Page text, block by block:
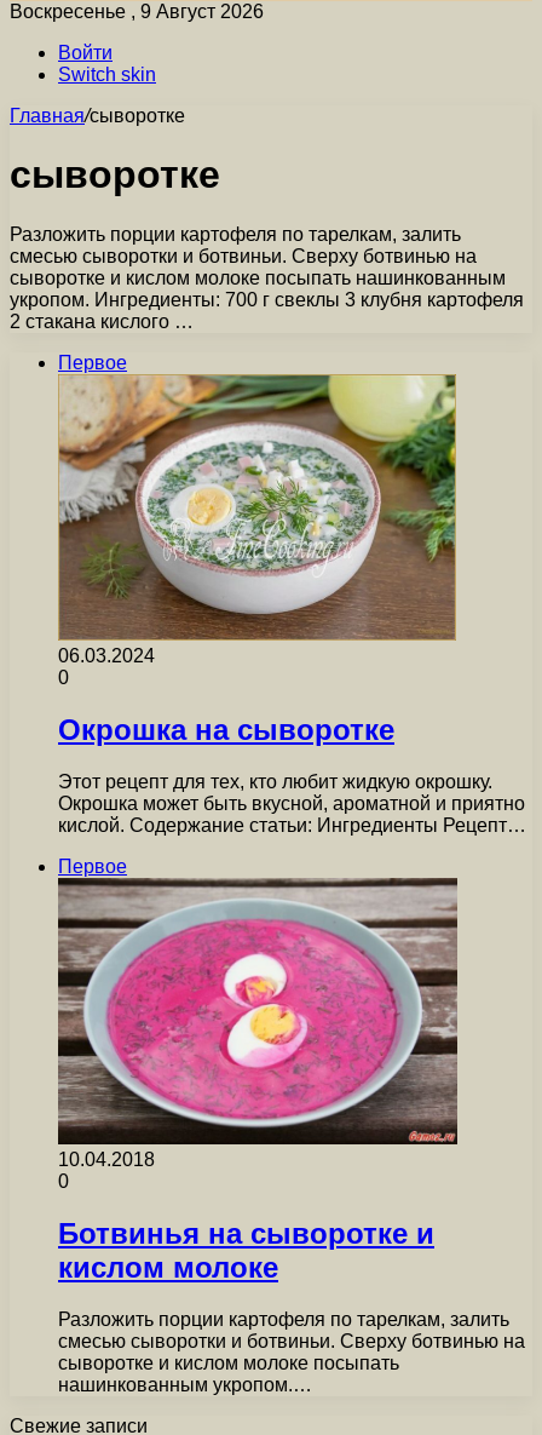
Воскресенье , 9 Август 2026
Войти
Switch skin
Главная/сыворотке
сыворотке
Разложить порции картофеля по тарелкам, залить
смесью сыворотки и ботвиньи. Сверху ботвинью на
сыворотке и кислом молоке посыпать нашинкованным
укропом. Ингредиенты: 700 г свеклы 3 клубня картофеля
2 стакана кислого …
Первое
06.03.2024
0
Окрошка на сыворотке
Этот рецепт для тех, кто любит жидкую окрошку.
Окрошка может быть вкусной, ароматной и приятно
кислой. Содержание статьи: Ингредиенты Рецепт…
Первое
10.04.2018
0
Ботвинья на сыворотке и
кислом молоке
Разложить порции картофеля по тарелкам, залить
смесью сыворотки и ботвиньи. Сверху ботвинью на
сыворотке и кислом молоке посыпать
нашинкованным укропом.…
Свежие записи